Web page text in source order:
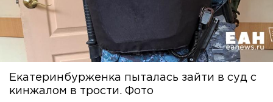
Екатеринбурженка пыталась зайти в суд с
кинжалом в трости. Фото